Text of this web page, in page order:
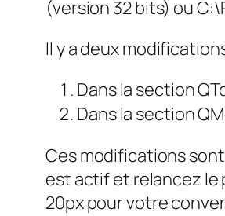
(version 32 bits) ou
Il y a deux
Dans la section
Dans la section
Ces modifications sont
est actif et relancez le
20px pour votre